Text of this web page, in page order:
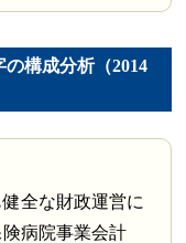
構成分析（2014
全な財政運営に
病院事業会計